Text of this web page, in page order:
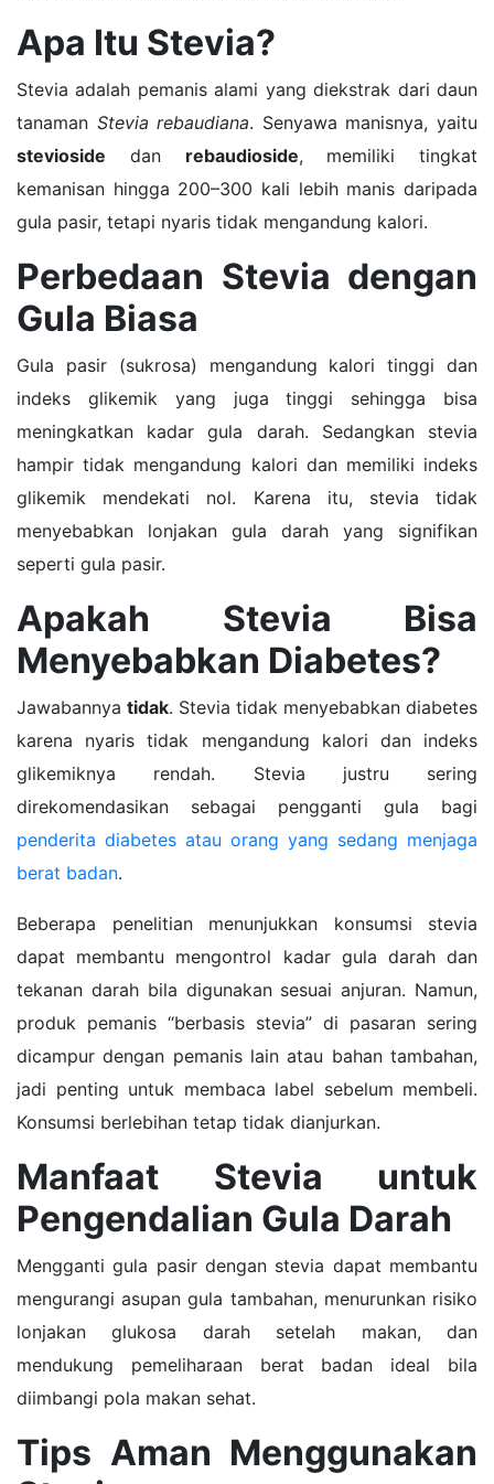
Apa Itu Stevia?
Stevia adalah pemanis alami yang diekstrak dari daun
tanaman Stevia rebaudiana. Senyawa manisnya, yaitu
stevioside dan rebaudioside, memiliki tingkat
kemanisan hingga 200–300 kali lebih manis daripada
gula pasir, tetapi nyaris tidak mengandung kalori.
Perbedaan Stevia dengan
Gula Biasa
Gula pasir (sukrosa) mengandung kalori tinggi dan
indeks glikemik yang juga tinggi sehingga bisa
meningkatkan kadar gula darah. Sedangkan stevia
hampir tidak mengandung kalori dan memiliki indeks
glikemik mendekati nol. Karena itu, stevia tidak
menyebabkan lonjakan gula darah yang signifikan
seperti gula pasir.
Apakah Stevia Bisa
Menyebabkan Diabetes?
Jawabannya tidak. Stevia tidak menyebabkan diabetes
karena nyaris tidak mengandung kalori dan indeks
glikemiknya rendah. Stevia justru sering
direkomendasikan sebagai pengganti gula bagi
penderita diabetes atau orang yang sedang menjaga
berat badan.
Beberapa penelitian menunjukkan konsumsi stevia
dapat membantu mengontrol kadar gula darah dan
tekanan darah bila digunakan sesuai anjuran. Namun,
produk pemanis “berbasis stevia” di pasaran sering
dicampur dengan pemanis lain atau bahan tambahan,
jadi penting untuk membaca label sebelum membeli.
Konsumsi berlebihan tetap tidak dianjurkan.
Manfaat Stevia untuk
Pengendalian Gula Darah
Mengganti gula pasir dengan stevia dapat membantu
mengurangi asupan gula tambahan, menurunkan risiko
lonjakan glukosa darah setelah makan, dan
mendukung pemeliharaan berat badan ideal bila
diimbangi pola makan sehat.
Tips Aman Menggunakan